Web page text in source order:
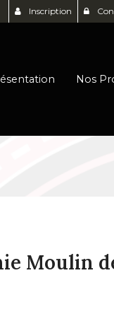
Nos
Moulin
Inscription